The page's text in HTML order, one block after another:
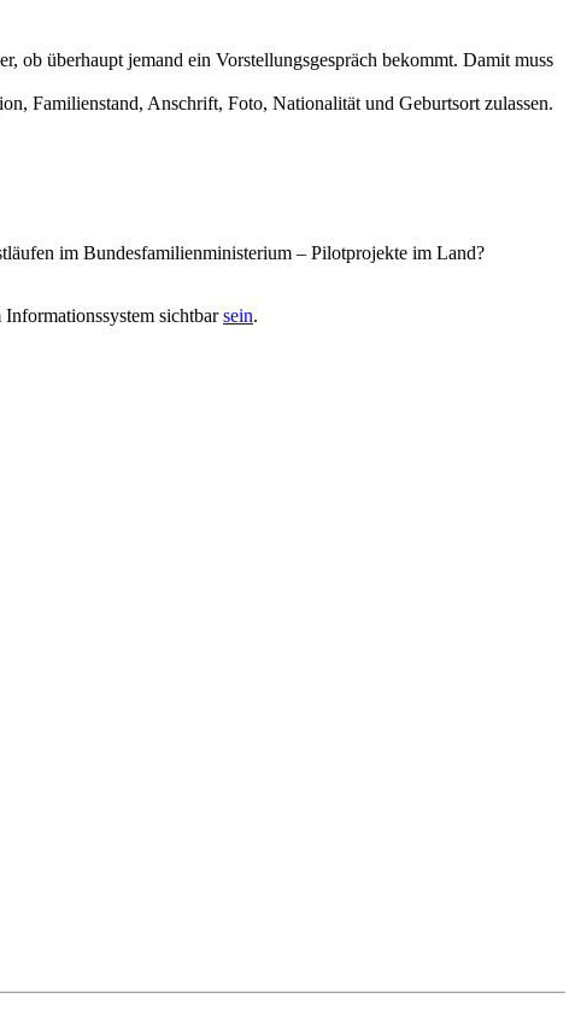
ob überhaupt jemand ein Vorstellungsgespräch bekommt. Damit muss
Familienstand, Anschrift, Foto, Nationalität und Geburtsort zulassen.
im Bundesfamilienministerium – Pilotprojekte im Land?
sichtbarsein.